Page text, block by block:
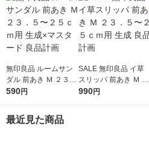
無印良品 ルームサン
ダル 前あき Ｍ ２３．
５〜２５ｃｍ用 生成×
590円
SALE 無印良品 イ草
スリッパ 前あき Ｍ ２
３．５〜２５ｃｍ用
990円
最近見た商品